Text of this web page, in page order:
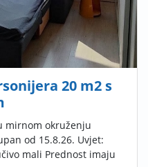
20 m2 s
mirnom okruženju
od 15.8.26. Uvjet:
mali Prednost imaju